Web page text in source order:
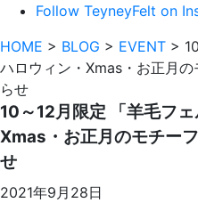
Follow TeyneyFelt on
HOME > BLOG > EVENT >
ハロウィン・Xmas・お正月
らせ
10～12月限定 「羊毛フ
Xmas・お正月のモチー
せ
2021年9月28日